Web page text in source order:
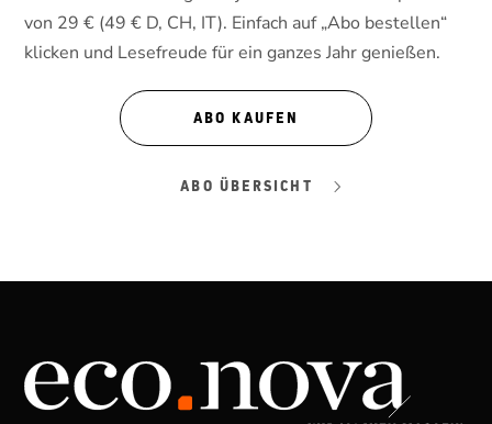
von 29 € (49 € D, CH, IT). Einfach auf „Abo bestellen“
klicken und Lesefreude für ein ganzes Jahr genießen.
ABO KAUFEN
ABO ÜBERSICHT